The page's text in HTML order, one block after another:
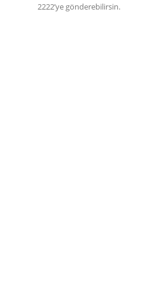
2222’ye gönderebilirsin. ​